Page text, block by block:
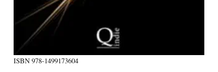
ISBN 978-1499173604